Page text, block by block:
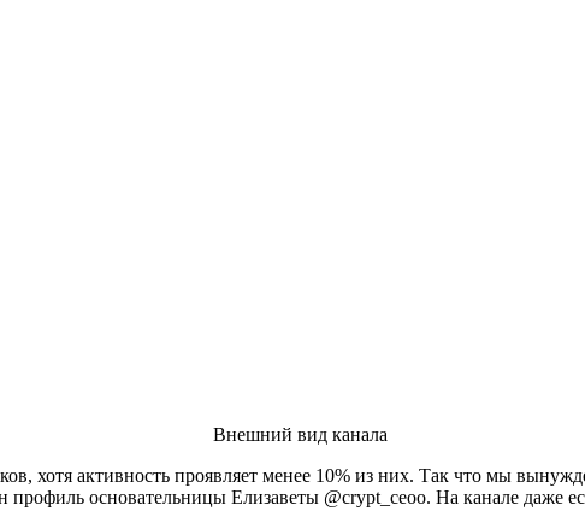
Внешний вид канала
хотя активность проявляет менее 10% из них. Так что мы
основательницы Елизаветы @crypt_ceoo. На канале даже